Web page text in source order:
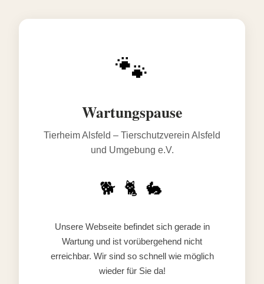
🐾
Wartungspause
Tierheim Alsfeld – Tierschutzverein Alsfeld
und Umgebung e.V.
🐕 🐈 🐇
Unsere Webseite befindet sich gerade in
Wartung und ist vorübergehend nicht
erreichbar. Wir sind so schnell wie möglich
wieder für Sie da!